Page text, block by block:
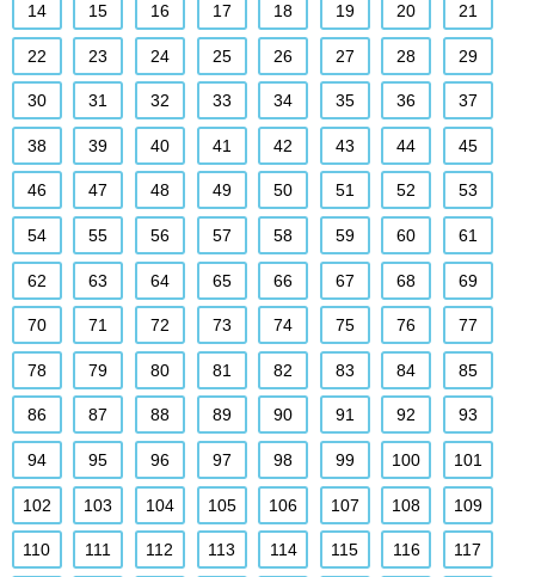
14 15 16 17 18 19 20 21
22 23 24 25 26 27 28 29
30 31 32 33 34 35 36 37
38 39 40 41 42 43 44 45
46 47 48 49 50 51 52 53
54 55 56 57 58 59 60 61
62 63 64 65 66 67 68 69
70 71 72 73 74 75 76 77
78 79 80 81 82 83 84 85
86 87 88 89 90 91 92 93
94 95 96 97 98 99 100 101
102 103 104 105 106 107 108 109
110 111 112 113 114 115 116 117